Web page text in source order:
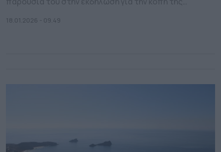
Πηνελόπη». Όπως τόνισε, πρόκειται για έναν σύλλογο
18.01.2026 - 09.49